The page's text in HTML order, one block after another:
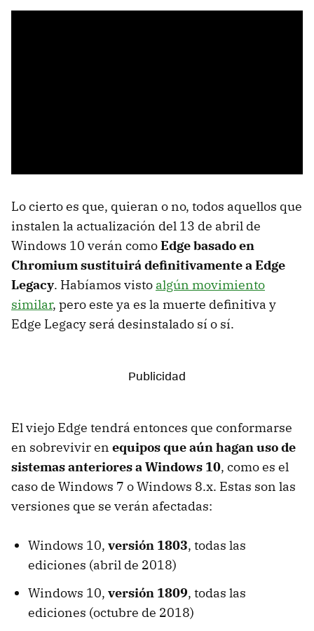
Lo cierto es que, quieran o no, todos aquellos que
instalen la actualización del 13 de abril de
Windows 10 verán comoEdge basado en
Chromium sustituirá definitivamente a Edge
Legacy. Habíamos visto algún movimiento
similar, pero este ya es la muerte definitiva y
Edge Legacy será desinstalado sí o sí.
El viejo Edge tendrá entonces que conformarse
en sobrevivir en equipos que aún hagan uso de
sistemas anteriores a Windows 10, como es el
caso de Windows 7 o Windows 8.x. Estas son las
versiones que se verán afectadas:
Windows 10, versión 1803, todas las
ediciones (abril de 2018)
Windows 10, versión 1809, todas las
ediciones (octubre de 2018)